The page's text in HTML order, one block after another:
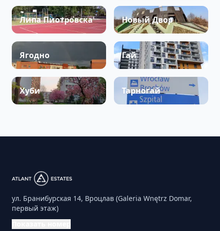
Липа Пиотровска Новый Двор
Ягодно Гай
Хуби Тарногай
ул. Бранибурская 14, Вроцлав (Galeria Wnętrz Domar,
первый этаж)